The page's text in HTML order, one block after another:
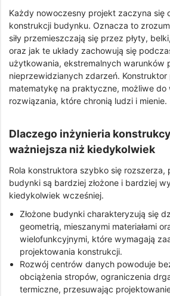
Każdy nowoczesny projekt zaczyna się
konstrukcji budynku. Oznacza to
siły przemieszczają się przez płyty,
oraz jak te układy zachowują się
użytkowania, ekstremalnych warunków
nieprzewidzianych zdarzeń. Konstruktor
matematykę na praktyczne, możliwe do
rozwiązania, które chronią ludzi i mienie.
Dlaczego inżynieria
ważniejsza niż kiedykolwiek
Rola konstruktora szybko się rozszerza,
budynki są bardziej złożone i bardziej
kiedykolwiek wcześniej.
Złożone budynki charakteryzują się
geometrią, mieszanymi materiałami
wielofunkcyjnymi, które wymagają
projektowania konstrukcji.
Rozwój centrów danych powoduje
obciążenia stropów, ograniczenia
termiczne, przesuwając